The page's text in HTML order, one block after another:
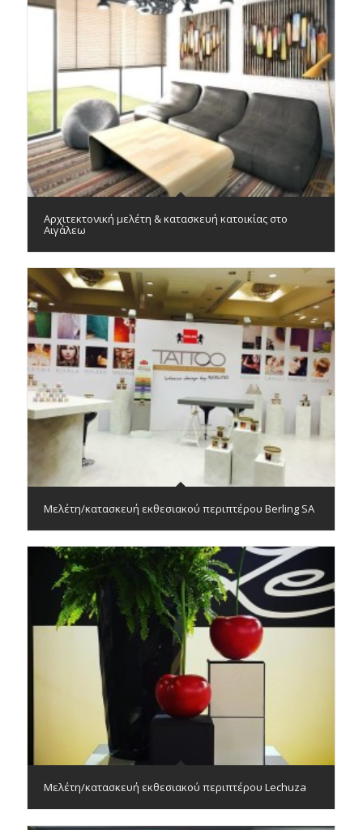
Αρχιτεκτονική μελέτη & κατασκευή κατοικίας στο
Αιγάλεω
Μελέτη/κατασκευή εκθεσιακού περιπτέρου Berling SA
Μελέτη/κατασκευή εκθεσιακού περιπτέρου Lechuza